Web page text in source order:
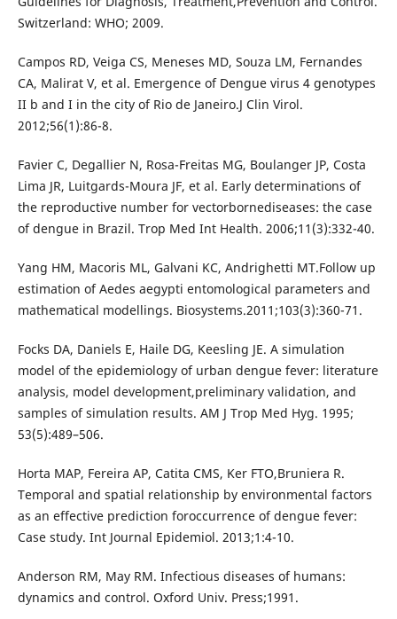
Switzerland: WHO; 2009.
Campos RD, Veiga CS, Meneses MD, Souza LM, Fernandes
CA, Malirat V, et al. Emergence of Dengue virus 4 genotypes
II b and I in the city of Rio de Janeiro.J Clin Virol.
2012;56(1):86-8.
Favier C, Degallier N, Rosa-Freitas MG, Boulanger JP, Costa
Lima JR, Luitgards-Moura JF, et al. Early determinations of
the reproductive number for vectorbornediseases: the case
of dengue in Brazil. Trop Med Int Health. 2006;11(3):332-40.
Yang HM, Macoris ML, Galvani KC, Andrighetti MT.Follow up
estimation of Aedes aegypti entomological parameters and
mathematical modellings. Biosystems.2011;103(3):360-71.
Focks DA, Daniels E, Haile DG, Keesling JE. A simulation
model of the epidemiology of urban dengue fever: literature
analysis, model development,preliminary validation, and
samples of simulation results. AM J Trop Med Hyg. 1995;
53(5):489–506.
Horta MAP, Fereira AP, Catita CMS, Ker FTO,Bruniera R.
Temporal and spatial relationship by environmental factors
as an effective prediction foroccurrence of dengue fever:
Case study. Int Journal Epidemiol. 2013;1:4-10.
Anderson RM, May RM. Infectious diseases of humans:
dynamics and control. Oxford Univ. Press;1991.